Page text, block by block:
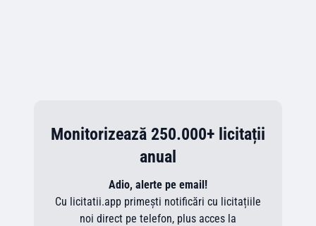
Monitorizează 250.000+ licitații
anual
Adio, alerte pe email!
Cu licitatii.app primești notificări cu licitațiile
noi direct pe telefon, plus acces la